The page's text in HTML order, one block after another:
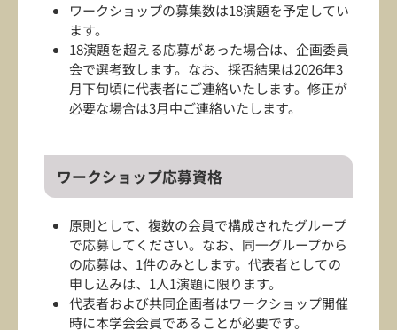
ワークショップの募集数は18演題を予定してい
ます。
18演題を超える応募があった場合は、企画委員
会で選考致します。なお、採否結果は2026年3
月下旬頃に代表者にご連絡いたします。修正が
必要な場合は3月中ご連絡いたします。
ワークショップ応募資格
原則として、複数の会員で構成されたグループ
で応募してください。なお、同一グループから
の応募は、1件のみとします。代表者としての
申し込みは、1人1演題に限ります。
代表者および共同企画者はワークショップ開催
時に本学会会員であることが必要です。